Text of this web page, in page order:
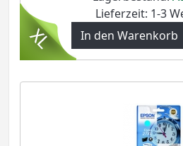
Lieferzeit: 1-3
In den Warenkorb